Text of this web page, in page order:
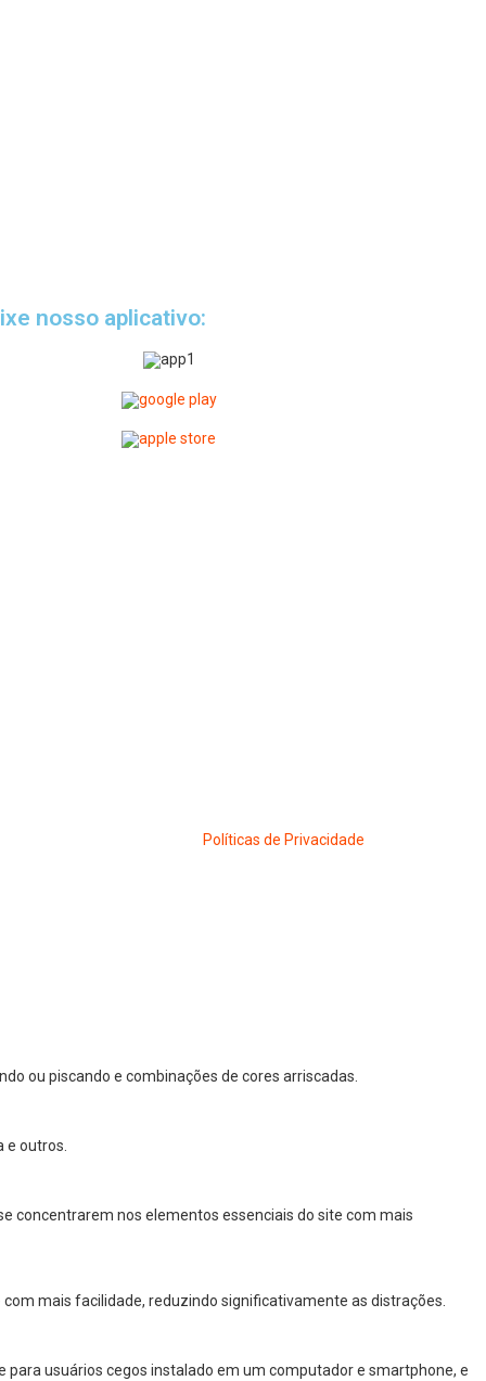
nosso aplicativo:
Políticas de Privacidade
ou piscando e combinações de cores arriscadas.
e outros.
concentrarem nos elementos essenciais do site com mais
mais facilidade, reduzindo significativamente as distrações.
para usuários cegos instalado em um computador e smartphone, e